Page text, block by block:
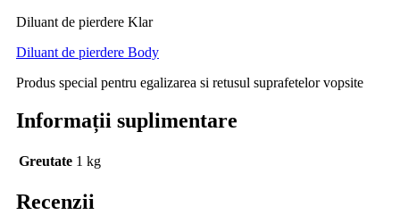
Diluant de pierdere Klar
Diluant de pierdere Body
Produs special pentru egalizarea si retusul suprafetelor vopsite
Informații suplimentare
Greutate 1 kg
Recenzii